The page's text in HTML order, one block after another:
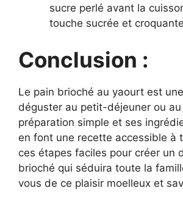
sucre perlé avant la
touche sucrée et
Conclusion :
Le pain brioché au yaourt est
déguster au petit-déjeuner ou au
préparation simple et ses
en font une recette accessible à
ces étapes faciles pour créer un
brioché qui séduira toute la
vous de ce plaisir moelleux et